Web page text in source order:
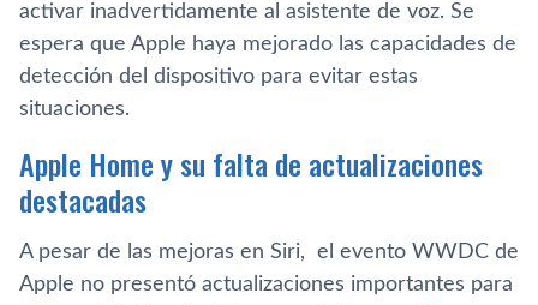
activar inadvertidamente al asistente de voz. Se
espera que Apple haya mejorado las capacidades de
detección del dispositivo para evitar estas
situaciones.
Apple Home y su falta de actualizaciones
destacadas
A pesar de las mejoras en Siri, el evento WWDC de
Apple no presentó actualizaciones importantes para